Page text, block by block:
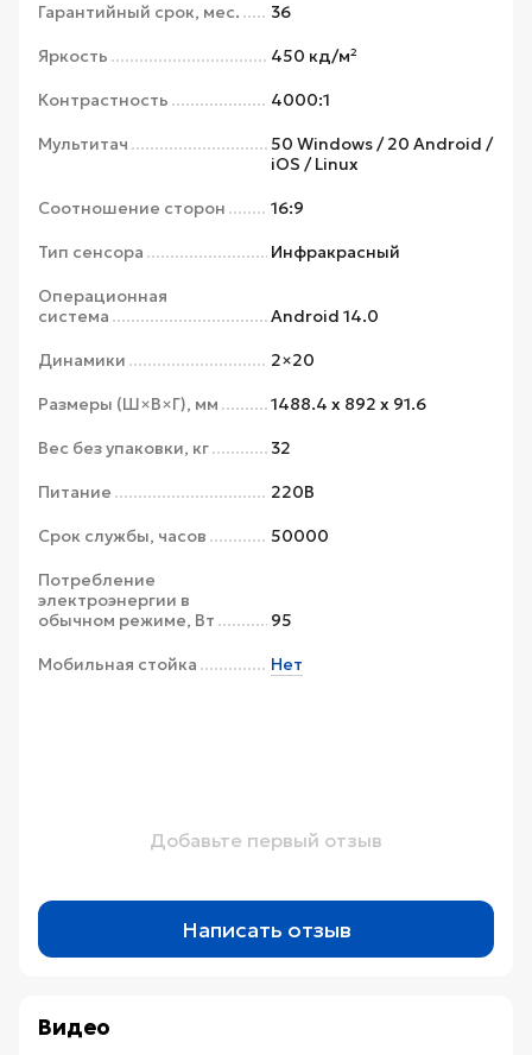
Гарантийный срок, мес. 36
Яркость 450 кд/м²
Контрастность 4000:1
Мультитач
50 Windows / 20 Android /
iOS / Linux
Соотношение сторон 16:9
Тип сенсора Инфракрасный
Операционная
система
Android 14.0
Динамики 2×20
Размеры (Ш×В×Г), мм 1488.4 x 892 x 91.6
Вес без упаковки, кг 32
Питание 220В
Срок службы, часов 50000
Потребление
электроэнергии в
обычном режиме, Вт
95
Мобильная стойка Нет
Добавьте первый отзыв
Написать отзыв
Видео